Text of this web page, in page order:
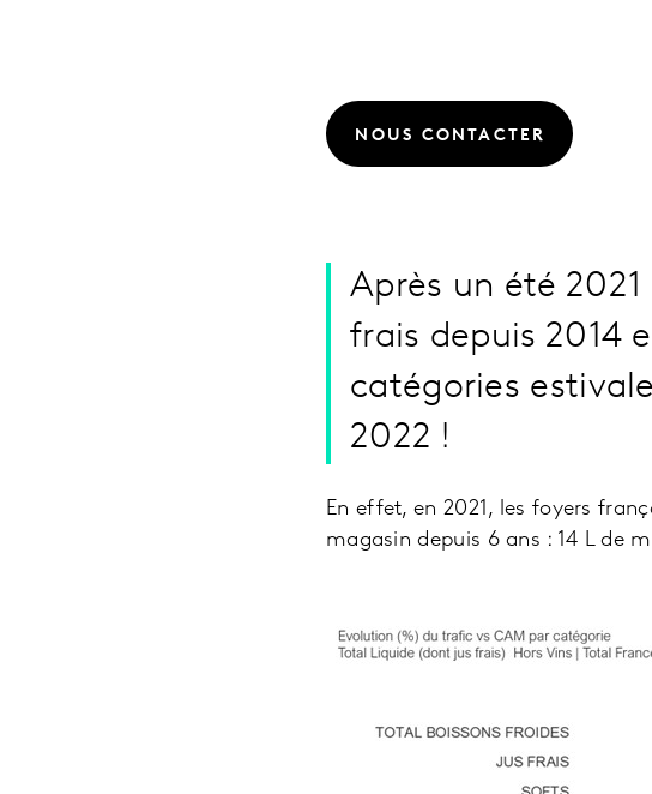
NOUS CONTACTER
Après un été
frais depuis 2014
catégories
2022 !
En effet, en 2021, les foyers
magasin depuis 6 ans : 14 L de